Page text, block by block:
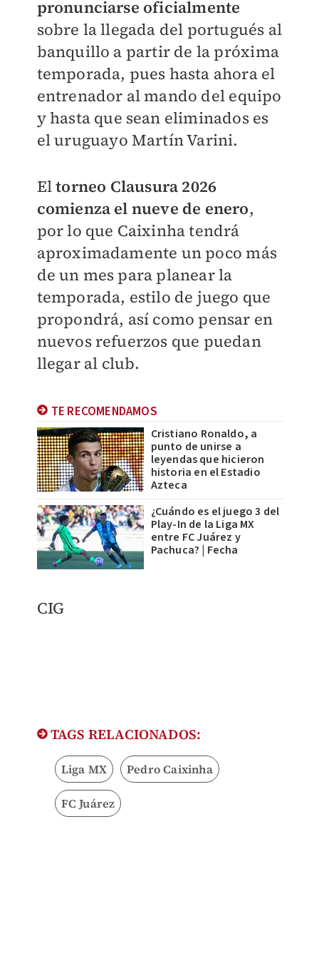
pronunciarse oficialmente
sobre la llegada del portugués al
banquillo a partir de la próxima
temporada, pues hasta ahora el
entrenador al mando del equipo
y hasta que sean eliminados es
el uruguayo Martín Varini.
Eltorneo Clausura 2026
comienza el nueve de enero,
por lo que Caixinha tendrá
aproximadamente un poco más
de un mes para planear la
temporada, estilo de juego que
propondrá, así como pensar en
nuevos refuerzos que puedan
llegar al club.
TE RECOMENDAMOS
Cristiano Ronaldo, a
punto de unirse a
leyendas que hicieron
historia en el Estadio
Azteca
¿Cuándo es el juego 3 del
Play-In de la Liga MX
entre FC Juárez y
Pachuca? | Fecha
CIG
TAGS RELACIONADOS:
Liga MX Pedro Caixinha
FC Juárez